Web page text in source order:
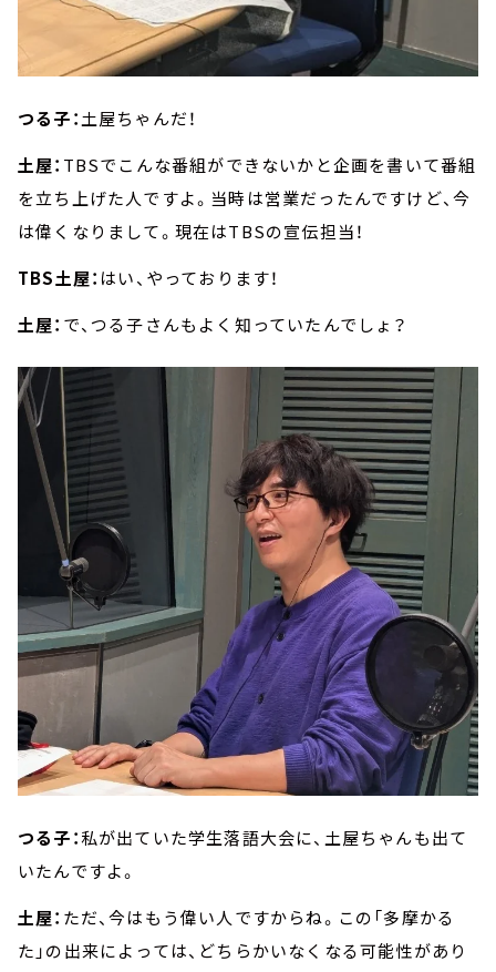
つる子：土屋ちゃんだ！
土屋： TBSでこんな番組ができないかと企画を書いて番組
を立ち上げた人ですよ。当時は営業だったんですけど、今
は偉くなりまして。現在はTBSの宣伝担当！
TBS土屋： はい、やっております！
土屋： で、つる子さんもよく知っていたんでしょ？
つる子：私が出ていた学生落語大会に、土屋ちゃんも出て
いたんですよ。
土屋： ただ、今はもう偉い人ですからね。この「多摩かる
た」の出来によっては、どちらかいなくなる可能性があり